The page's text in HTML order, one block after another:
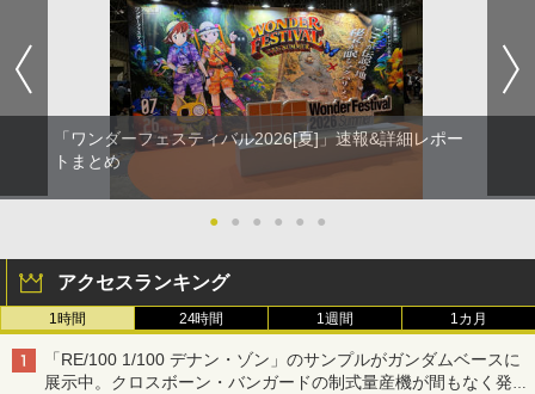
「ワンダーフェスティバル2026[夏]」速報&詳細レポー
トまとめ
● ● ● ● ● ●
アクセスランキング
1時間 24時間 1週間 1カ月
「RE/100 1/100 デナン・ゾン」のサンプルがガンダムベースに
展示中。クロスボーン・バンガードの制式量産機が間もなく発送